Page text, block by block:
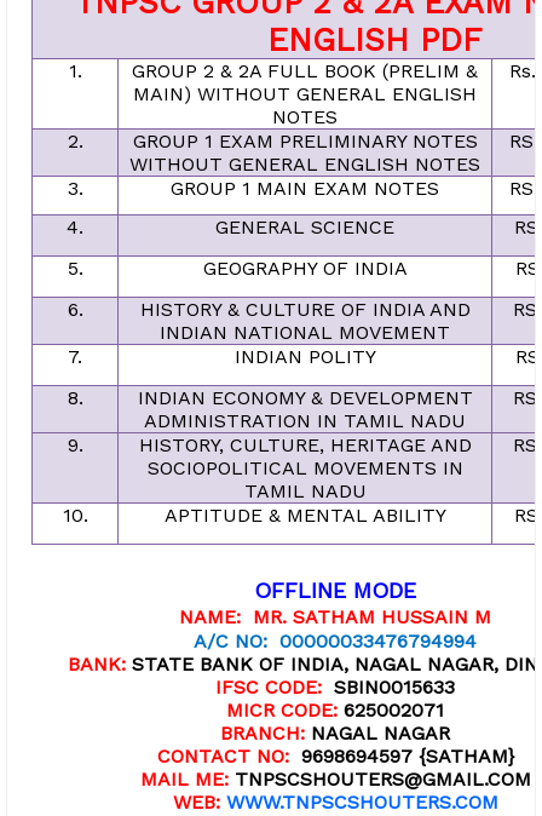
ENGLISH PDF
1.
GROUP 2 & 2A FULL BOOK (PRELIM &
MAIN) WITHOUT GENERAL ENGLISH
NOTES
2.
GROUP 1 EXAM PRELIMINARY NOTES
WITHOUT GENERAL ENGLISH NOTES
3. GROUP 1 MAIN EXAM NOTES
4.
GENERAL SCIENCE
5.
GEOGRAPHY OF INDIA
6.
HISTORY & CULTURE OF INDIA AND
INDIAN NATIONAL MOVEMENT
7. INDIAN POLITY
8.
INDIAN ECONOMY & DEVELOPMENT
ADMINISTRATION IN TAMIL NADU
9.
HISTORY, CULTURE, HERITAGE AND
SOCIOPOLITICAL MOVEMENTS IN
TAMIL NADU
10. APTITUDE & MENTAL ABILITY
OFFLINE MODE
NAME: MR. SATHAM HUSSAIN M
A/C NO: 00000033476794994
BANK: STATE BANK OF INDIA, NAGAL NAGAR,
IFSC CODE: SBIN0015633
MICR CODE: 625002071
BRANCH: NAGAL NAGAR
CONTACT NO: 9698694597 {SATHAM}
MAIL ME: TNPSCSHOUTERS@GMAIL.COM
WEB: WWW.TNPSCSHOUTERS.COM